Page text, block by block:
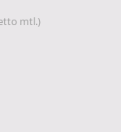
mtl.)